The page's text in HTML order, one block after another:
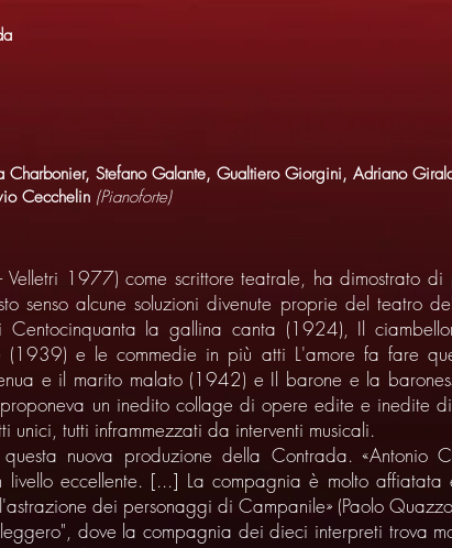
Stefano Galante, Gualtiero Giorgini, Adriano
Cecchelin (Pianoforte)
1977) come scrittore teatrale, ha dimostrato di
senso alcune soluzioni divenute proprie del teatro
la gallina canta (1924), Il
e le commedie in più atti L'amore fa fare
e il marito malato (1942) e Il barone e la
un inedito collage di opere edite e inedite
unici, tutti inframmezzati da interventi musicali.
nuova produzione della Contrada. «Antonio
eccellente. [...] La compagnia è molto affiatata
dei personaggi di Campanile» (Paolo
dove la compagnia dei dieci interpreti trova